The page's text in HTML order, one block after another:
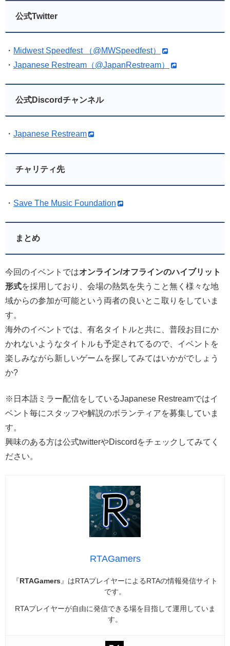
公式Twitter
・ Midwest Speedfest （@MWSpeedfest）
・ Japanese Restream（@JapanRestream）
公式Discordチャンネル
・ Japanese Restream
チャリティ先
・ Save The Music Foundation
まとめ
今回のイベントではオンライン/オフラインのハイブリット
形式を採用しており、会場の熱気を失うこと無く様々な地
域からの参加が可能という両者の良いとこ取りをしていま
す。
海外のイベントでは、有名タイトルと共に、普段お目にか
かれないようなタイトルも予定されてるので、イベントを
楽しみながら新しいゲームを探してみてはいかがでしょう
か?
※日本語ミラー配信をしているJapanese Restreamではイ
ベント毎にスタッフや解説のボランティアを募集していま
す。
興味のある方は公式twitterやDiscordをチェックしてみてく
ださい。
RTAGamers
『RTAGamers 』はRTAプレイヤーによるRTAの情報発信サイト
です。
RTAプレイヤーが自由に発信できる場を目指して運用していま
す。